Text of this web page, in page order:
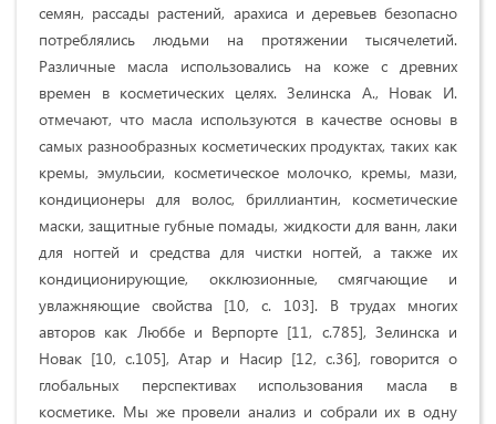
семян, рассады растений, арахиса и деревьев безопасно
потреблялись людьми на протяжении тысячелетий.
Различные масла использовались на коже с древних
времен в косметических целях. Зелинска А., Новак И.
отмечают, что масла используются в качестве основы в
самых разнообразных косметических продуктах, таких как
кремы, эмульсии, косметическое молочко, кремы, мази,
кондиционеры для волос, бриллиантин, косметические
маски, защитные губные помады, жидкости для ванн, лаки
для ногтей и средства для чистки ногтей, а также их
кондиционирующие, окклюзионные, смягчающие и
увлажняющие свойства [10, с. 103]. В трудах многих
авторов как Люббе и Верпорте [11, с.785], Зелинска и
Новак [10, с.105], Атар и Насир [12, с.36], говорится о
глобальных перспективах использования масла в
косметике. Мы же провели анализ и собрали их в одну